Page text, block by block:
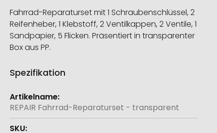
Fahrrad-Reparaturset mit 1 Schraubenschlüssel, 2
Reifenheber, 1 Klebstoff, 2 Ventilkappen, 2 Ventile, 1
Sandpapier, 5 Flicken. Präsentiert in transparenter
Box aus PP.
Spezifikation
Weitere
Informationen
REPAIR Fahrrad-Reparaturset - transparent